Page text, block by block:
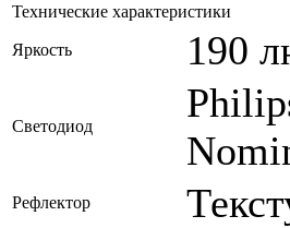
Технические характеристики
Яркость 190
Светодиод
Рефлектор